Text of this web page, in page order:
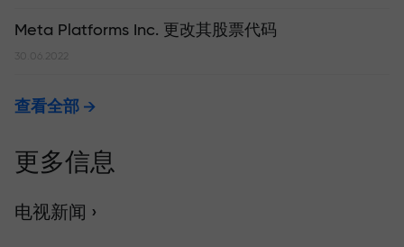
Meta Platforms Inc. 更改其股票代码
30.06.2022
查看全部
更多信息
电视新闻 ›